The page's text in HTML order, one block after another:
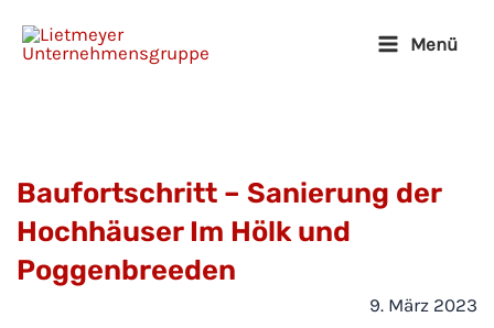
Inhalt
Menü
Baufortschritt – Sanierung der
Hochhäuser Im Hölk und
Poggenbreeden
9. März 2023